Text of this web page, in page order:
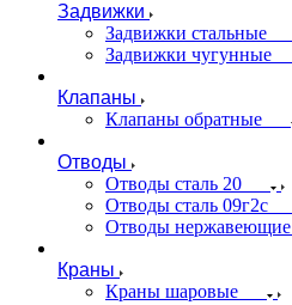
Задвижки
Задвижки стальные
Задвижки чугунные
Клапаны
Клапаны обратные
Отводы
Отводы сталь 20
Отводы сталь 09г2с
Отводы нержавеющие
Краны
Краны шаровые